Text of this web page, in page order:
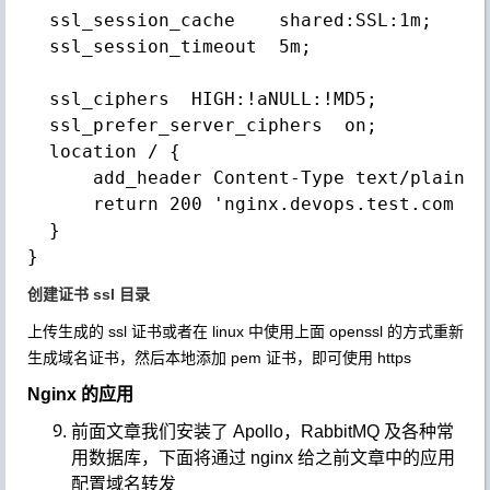
  ssl_session_cache    shared:SSL:1m;
  ssl_session_timeout  5m;
  ssl_ciphers  HIGH:!aNULL:!MD5;
  ssl_prefer_server_ciphers  on;
  location / {
      add_header Content-Type text/plain;
return 200 'nginx.devops.test.com
  }
创建证书 ssl 目录
上传生成的 ssl 证书或者在 linux 中使用上面 openssl 的方式重新
生成域名证书，然后本地添加 pem 证书，即可使用 https
Nginx 的应用
前面文章我们安装了 Apollo，RabbitMQ 及各种常
用数据库，下面将通过 nginx 给之前文章中的应用
配置域名转发